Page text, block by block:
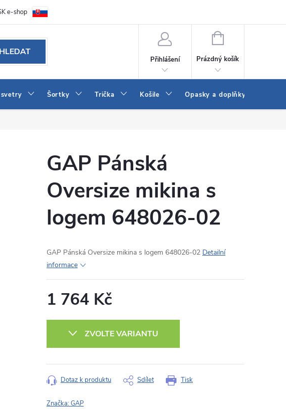
Kontakt
e-shop
HLEDAT
Přihlášení
NÁKUPNÍ
Prázdný košík
Šortky Trička Košile Opasky a doplňky
GAP Pánská
Oversize mikina s
logem 648026-02
GAP Pánská Oversize mikina s logem 648026-02 Detailní
informace
1 764 Kč
ZVOLTE VARIANTU
Tisk
Dotaz k produktu Sdílet
Značka:GAP